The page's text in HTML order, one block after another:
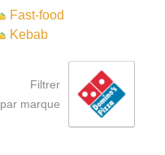
Fast-food
Kebab
Filtrer
par marque